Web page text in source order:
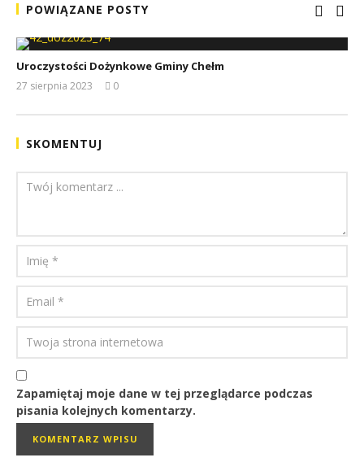
POWIĄZANE POSTY
Uroczystości Dożynkowe Gminy Chełm
27 sierpnia 2023
0
SKOMENTUJ
Zapamiętaj moje dane w tej przeglądarce podczas
pisania kolejnych komentarzy.